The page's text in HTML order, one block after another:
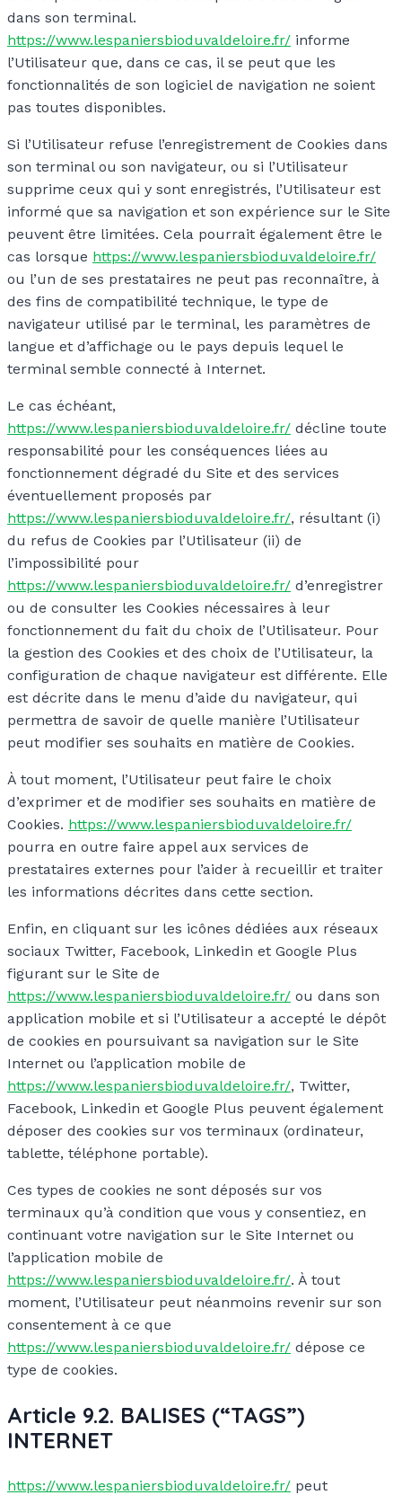
dans son terminal.
https://www.lespaniersbioduvaldeloire.fr/ informe
l’Utilisateur que, dans ce cas, il se peut que les
fonctionnalités de son logiciel de navigation ne soient
pas toutes disponibles.
Si l’Utilisateur refuse l’enregistrement de Cookies dans
son terminal ou son navigateur, ou si l’Utilisateur
supprime ceux qui y sont enregistrés, l’Utilisateur est
informé que sa navigation et son expérience sur le Site
peuvent être limitées. Cela pourrait également être le
cas lorsque https://www.lespaniersbioduvaldeloire.fr/
ou l’un de ses prestataires ne peut pas reconnaître, à
des fins de compatibilité technique, le type de
navigateur utilisé par le terminal, les paramètres de
langue et d’affichage ou le pays depuis lequel le
terminal semble connecté à Internet.
Le cas échéant,
https://www.lespaniersbioduvaldeloire.fr/ décline toute
responsabilité pour les conséquences liées au
fonctionnement dégradé du Site et des services
éventuellement proposés par
https://www.lespaniersbioduvaldeloire.fr/, résultant (i)
du refus de Cookies par l’Utilisateur (ii) de
l’impossibilité pour
https://www.lespaniersbioduvaldeloire.fr/ d’enregistrer
ou de consulter les Cookies nécessaires à leur
fonctionnement du fait du choix de l’Utilisateur. Pour
la gestion des Cookies et des choix de l’Utilisateur, la
configuration de chaque navigateur est différente. Elle
est décrite dans le menu d’aide du navigateur, qui
permettra de savoir de quelle manière l’Utilisateur
peut modifier ses souhaits en matière de Cookies.
À tout moment, l’Utilisateur peut faire le choix
d’exprimer et de modifier ses souhaits en matière de
Cookies. https://www.lespaniersbioduvaldeloire.fr/
pourra en outre faire appel aux services de
prestataires externes pour l’aider à recueillir et traiter
les informations décrites dans cette section.
Enfin, en cliquant sur les icônes dédiées aux réseaux
sociaux Twitter, Facebook, Linkedin et Google Plus
figurant sur le Site de
https://www.lespaniersbioduvaldeloire.fr/ ou dans son
application mobile et si l’Utilisateur a accepté le dépôt
de cookies en poursuivant sa navigation sur le Site
Internet ou l’application mobile de
https://www.lespaniersbioduvaldeloire.fr/, Twitter,
Facebook, Linkedin et Google Plus peuvent également
déposer des cookies sur vos terminaux (ordinateur,
tablette, téléphone portable).
Ces types de cookies ne sont déposés sur vos
terminaux qu’à condition que vous y consentiez, en
continuant votre navigation sur le Site Internet ou
l’application mobile de
https://www.lespaniersbioduvaldeloire.fr/. À tout
moment, l’Utilisateur peut néanmoins revenir sur son
consentement à ce que
https://www.lespaniersbioduvaldeloire.fr/ dépose ce
type de cookies.
Article 9.2. BALISES (“TAGS”)
INTERNET
https://www.lespaniersbioduvaldeloire.fr/ peut